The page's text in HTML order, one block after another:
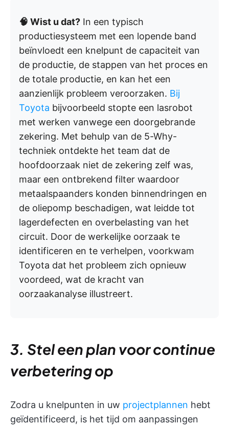
🧠 Wist u dat? In een typisch
productiesysteem met een lopende band
beïnvloedt een knelpunt de capaciteit van
de productie, de stappen van het proces en
de totale productie, en kan het een
aanzienlijk probleem veroorzaken. Bij
Toyota bijvoorbeeld stopte een lasrobot
met werken vanwege een doorgebrande
zekering. Met behulp van de 5-Why-
techniek ontdekte het team dat de
hoofdoorzaak niet de zekering zelf was,
maar een ontbrekend filter waardoor
metaalspaanders konden binnendringen en
de oliepomp beschadigen, wat leidde tot
lagerdefecten en overbelasting van het
circuit. Door de werkelijke oorzaak te
identificeren en te verhelpen, voorkwam
Toyota dat het probleem zich opnieuw
voordeed, wat de kracht van
oorzaakanalyse illustreert.
3. Stel een plan voor continue
verbetering op
Zodra u knelpunten in uw projectplannen hebt
geïdentificeerd, is het tijd om aanpassingen